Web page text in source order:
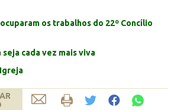
os trabalhos do 22º Concílio
seja cada vez mais viva